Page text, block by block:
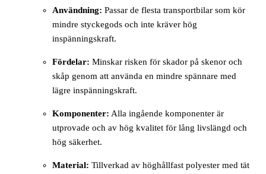
Användning: Passar de flesta transportbilar som kör
mindre styckegods och inte kräver hög
inspänningskraft.
Fördelar: Minskar risken för skador på skenor och
skåp genom att använda en mindre spännare med
lägre inspänningskraft.
Komponenter: Alla ingående komponenter är
utprovade och av hög kvalitet för lång livslängd och
hög säkerhet.
Material: Tillverkad av höghållfast polyester med tät